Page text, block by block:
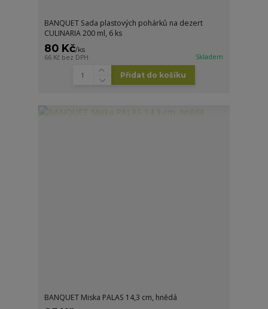
BANQUET Sada plastových pohárků na dezert
CULINARIA 200 ml, 6 ks
80 Kč/ks
66 Kč bez DPH Skladem
Přidat do košíku
BANQUET Miska PALAS 14,3 cm, hnědá